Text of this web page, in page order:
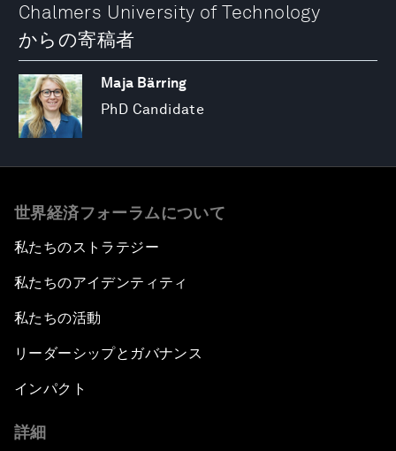
Chalmers University of Technology
からの寄稿者
Maja Bärring
PhD Candidate
世界経済フォーラムについて
私たちのストラテジー
私たちのアイデンティティ
私たちの活動
リーダーシップとガバナンス
インパクト
詳細